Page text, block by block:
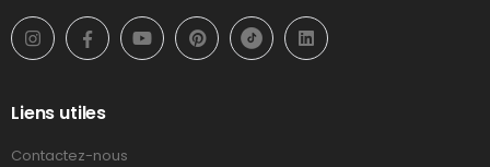
Liens utiles
Contactez-nous